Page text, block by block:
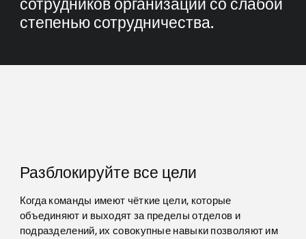
сотрудников организаций со слабой
степенью сотрудничества.
Разблокируйте все цели
Когда команды имеют чёткие цели, которые
объединяют и выходят за пределы отделов и
подразделений, их совокупные навыки позволяют им